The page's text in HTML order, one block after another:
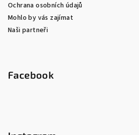
Ochrana osobních údajů
Mohlo by vás zajímat
Naši partneři
Facebook